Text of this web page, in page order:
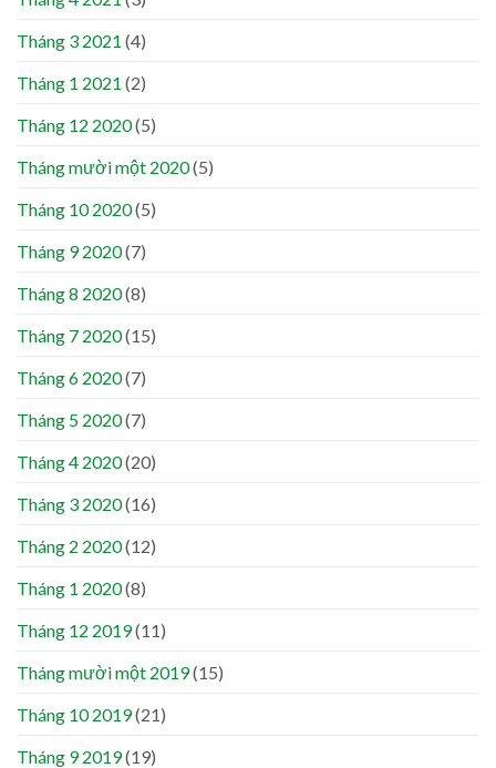
Tháng 3 2021 (4)
Tháng 1 2021 (2)
Tháng 12 2020(5)
Tháng mười một 2020(5)
Tháng 10 2020(5)
Tháng 9 2020(7)
Tháng 8 2020(8)
Tháng 7 2020(15)
Tháng 6 2020(7)
Tháng 5 2020(7)
Tháng 4 2020(20)
Tháng 3 2020(16)
Tháng 2 2020(12)
Tháng 1 2020(8)
Tháng 12 2019(11)
Tháng mười một 2019(15)
Tháng 10 2019(21)
Tháng 9 2019(19)